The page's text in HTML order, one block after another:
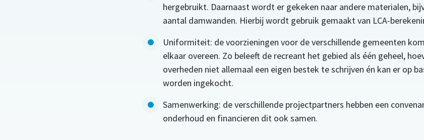
hergebruikt. Daarnaast wordt er gekeken naar andere materialen,
aantal damwanden. Hierbij wordt gebruik gemaakt van LCA-
Uniformiteit: de voorzieningen voor de verschillende gemeenten
elkaar overeen. Zo beleeft de recreant het gebied als één geheel,
overheden niet allemaal een eigen bestek te schrijven én kan er op
worden ingekocht.
Samenwerking: de verschillende projectpartners hebben een
onderhoud en financieren dit ook samen.